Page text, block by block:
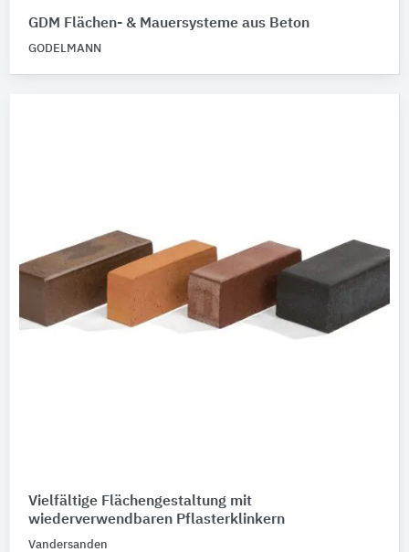
GDM Flächen- & Mauersysteme aus Beton
GODELMANN
Vielfältige Flächengestaltung mit
wiederverwendbaren Pflasterklinkern
Vandersanden